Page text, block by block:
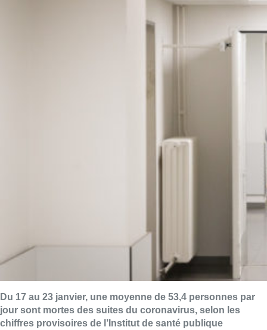
Du 17 au 23 janvier, une moyenne de 53,4 personnes par
jour sont mortes des suites du coronavirus, selon les
chiffres provisoires de l’Institut de santé publique